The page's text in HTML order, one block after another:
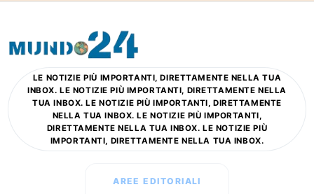
LE NOTIZIE PIÙ IMPORTANTI, DIRETTAMENTE NELLA TUA
INBOX. LE NOTIZIE PIÙ IMPORTANTI, DIRETTAMENTE NELLA
TUA INBOX. LE NOTIZIE PIÙ IMPORTANTI, DIRETTAMENTE
NELLA TUA INBOX. LE NOTIZIE PIÙ IMPORTANTI,
DIRETTAMENTE NELLA TUA INBOX. LE NOTIZIE PIÙ
IMPORTANTI, DIRETTAMENTE NELLA TUA INBOX.
AREE EDITORIALI